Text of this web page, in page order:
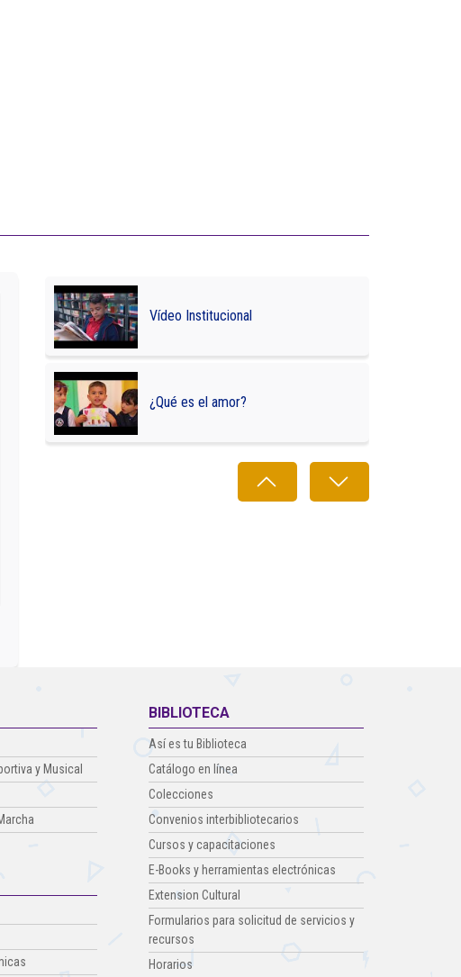
Vídeo Institucional
¿Qué es el amor?
Derecho de los niños
Somos Salazar y Herrera
y Musical
BIBLIOTECA
Así es tu Biblioteca
Catálogo en línea
Colecciones
Convenios interbibliotecarios
Cursos y capacitaciones
E-Books y herramientas electrónicas
Extension Cultural
Formularios para solicitud de servicios y
recursos
Horarios